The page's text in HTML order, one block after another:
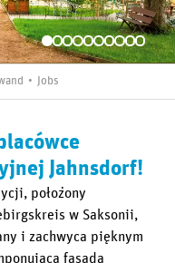
Jobs
Jahnsdorf!
położony
w Saksonii,
i zachwyca pięknym
fasadą